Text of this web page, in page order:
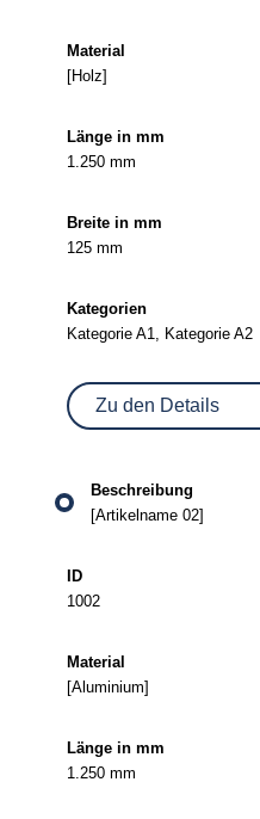
[Holz]
1.250 mm
125 mm
Kategorie A1, Kategorie A2
Zu den Details
[Artikelname 02]
1002
[Aluminium]
1.250 mm